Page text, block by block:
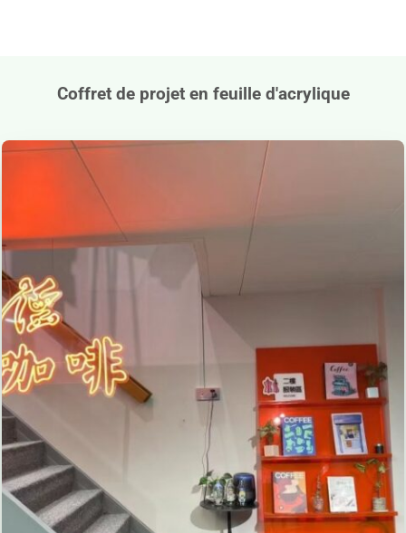
Coffret de projet en feuille d'acrylique